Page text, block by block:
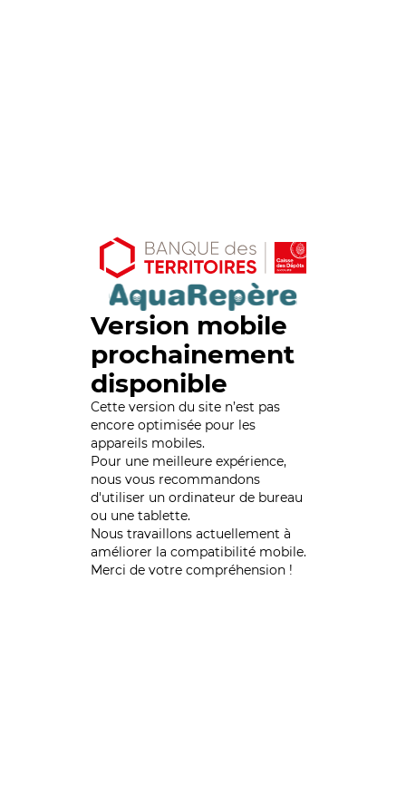
Version mobile
prochainement
disponible
Cette version du site n’est pas
encore optimisée pour les
appareils mobiles.
Pour une meilleure expérience,
nous vous recommandons
d'utiliser un ordinateur de bureau
ou une tablette.
Nous travaillons actuellement à
améliorer la compatibilité mobile.
Merci de votre compréhension !